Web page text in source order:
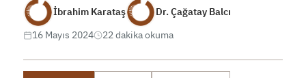
İbrahim Karataş
Dr. Çağatay Balcı
16 Mayıs 2024
22 dakika okuma